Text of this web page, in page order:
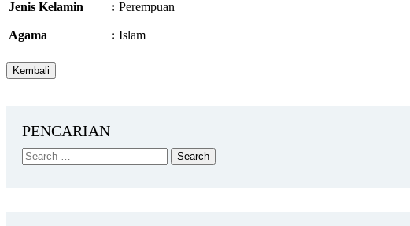
Jenis Kelamin : Perempuan
Agama : Islam
PENCARIAN